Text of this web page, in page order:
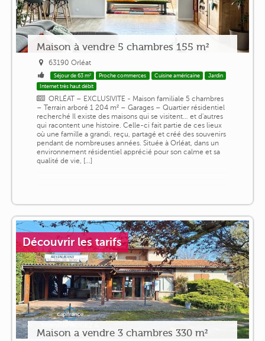
Maison à vendre 5 chambres 155 m²
63190 Orléat
Séjour de 63 m² Proche commerces Cuisine américaine
Jardin
Internet très haut débit
ORLÉAT – EXCLUSIVITE - Maison familiale 5 chambres
– Terrain arboré 1 204 m² – Garages – Quartier résidentiel
recherché Il existe des maisons qui se visitent… et d'autres
qui racontent une histoire. Celle-ci fait partie de ces lieux
où une famille a grandi, reçu, partagé et créé des souvenirs
pendant de nombreuses années. Située à Orléat, dans un
environnement résidentiel apprécié pour son calme et sa
qualité de vie, [...]
Découvrir les tarifs
Maison a vendre 3 chambres 330 m²